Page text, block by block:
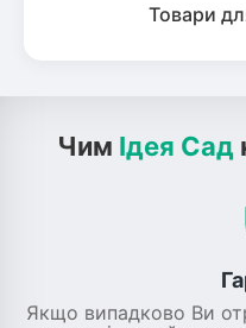
Товари
Чим Ідея Сад
Якщо випадково Ви